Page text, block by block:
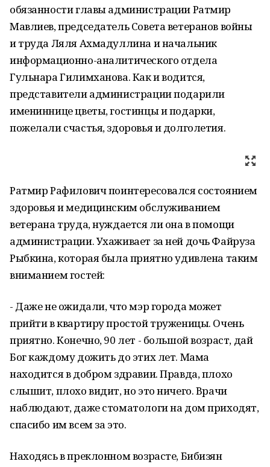
обязанности главы администрации Ратмир
Мавлиев, председатель Совета ветеранов войны
и труда Ляля Ахмадуллина и начальник
информационно-аналитического отдела
Гульнара Гилимханова. Как и водится,
представители администрации подарили
имениннице цветы, гостинцы и подарки,
пожелали счастья, здоровья и долголетия.
Ратмир Рафилович поинтересовался состоянием
здоровья и медицинским обслуживанием
ветерана труда, нуждается ли она в помощи
администрации. Ухаживает за ней дочь Файруза
Рыбкина, которая была приятно удивлена таким
вниманием гостей:
- Даже не ожидали, что мэр города может
прийти в квартиру простой труженицы. Очень
приятно. Конечно, 90 лет - большой возраст, дай
Бог каждому дожить до этих лет. Мама
находится в добром здравии. Правда, плохо
слышит, плохо видит, но это ничего. Врачи
наблюдают, даже стоматологи на дом приходят,
спасибо им всем за это.
Находясь в преклонном возрасте, Бибизян